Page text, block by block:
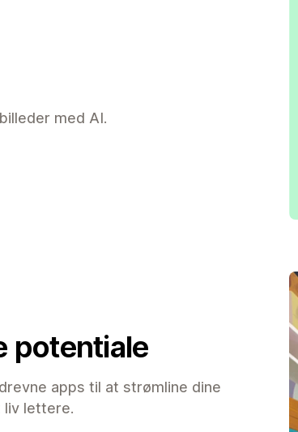
med AI.
potentiale
apps til at strømline dine
liv lettere.